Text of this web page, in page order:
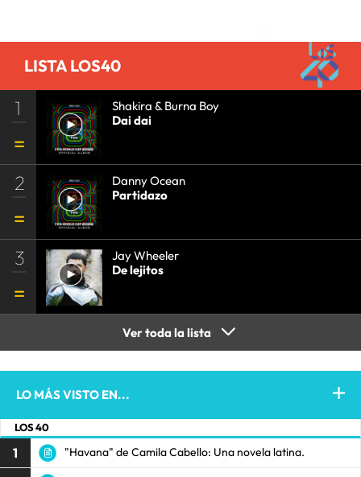
LISTA LOS40
1
Shakira & Burna Boy
Dai dai
2
Danny Ocean
Partidazo
3
Jay Wheeler
De lejitos
Ver toda la lista
LO MÁS VISTO EN...
LOS 40
1 "Havana" de Camila Cabello: Una novela latina.